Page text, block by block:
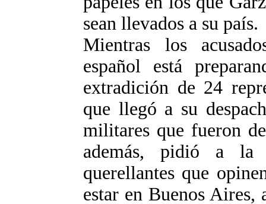
sean llevados a su país.
Mientras los
español está
extradición de 24
que llegó a su
militares que fueron
además, pidió a
querellantes que
estar en Buenos Aires,